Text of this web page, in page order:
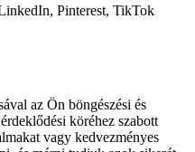
Pinterest, TikTok
az Ön böngészési és
köréhez szabott
vagy kedvezményes